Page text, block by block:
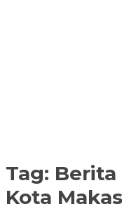
Tag: Berita
Kota